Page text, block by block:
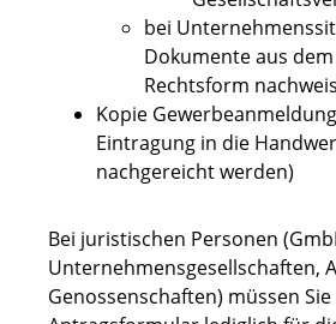
bei
Dokumente aus
Rechtsform
Kopie
Eintragung in die
nachgereicht werden)
Bei juristischen Personen
Unternehmensgesellschaften,
Genossenschaften) müssen Sie